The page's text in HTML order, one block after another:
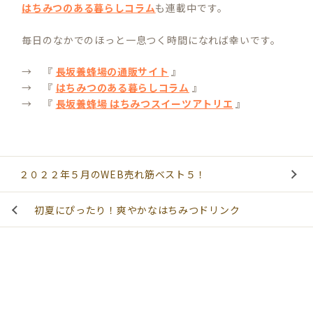
はちみつのある暮らしコラムも連載中です。
毎日のなかでのほっと一息つく時間になれば幸いです。
→ 『 長坂養蜂場の通販サイト 』
→ 『 はちみつのある暮らしコラム 』
→ 『 長坂養蜂場 はちみつスイーツアトリエ 』
２０２２年５月のWEB売れ筋ベスト５！
初夏にぴったり！爽やかなはちみつドリンク